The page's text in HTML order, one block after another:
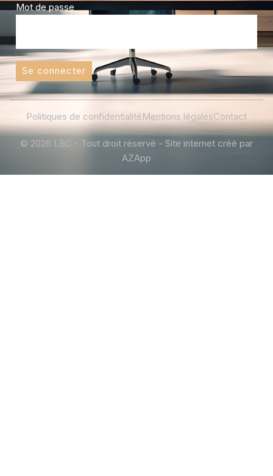
Mot de passe
Se connecter
Politiques de confidentialitéMentions légalesContact
© 2026 LBC - Tout droit réservé - Site internet créé par
AZApp